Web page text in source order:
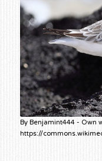
By Benjamint444 - Own
https://